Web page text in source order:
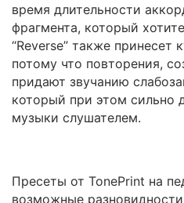
время длительности
фрагмента, который
“Reverse” также принесет
потому что повторения,
придают звучанию
который при этом сильно
музыки слушателем.
Пресеты от TonePrint на
возможные